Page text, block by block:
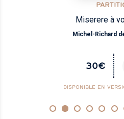
Miserere à
Michel-Richard
30€
DISPONIBLE EN